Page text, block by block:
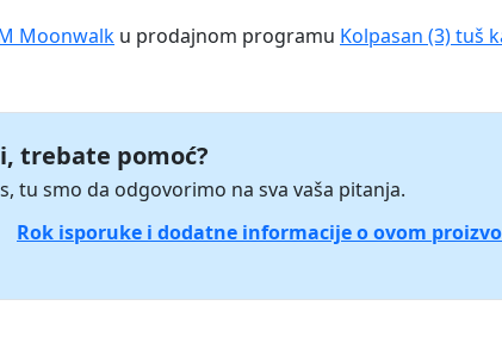
Moonwalk u prodajnom programu Kolpasan (3) tuš
trebate pomoć?
tu smo da odgovorimo na sva vaša pitanja.
Rok isporuke i dodatne informacije o ovom